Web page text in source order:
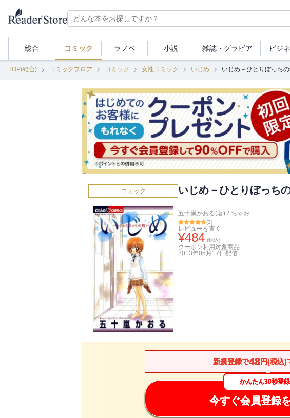
総合 コミック ラノベ 小説 雑誌・ グラビア ビジ
TOP(総合) コミックフロア コミック 女性コミック いじめ いじめ－ひとりぼっちの
コミック いじめ－ひとりぼっち
五十嵐かおる(著) / ちゃお
(3)
レビューを書く
¥484 (税込)
クーポン利用対象商品
2013年05月17日 配信
新規登録で48円(税込)
かんたん30秒登録
今すぐ会員登録